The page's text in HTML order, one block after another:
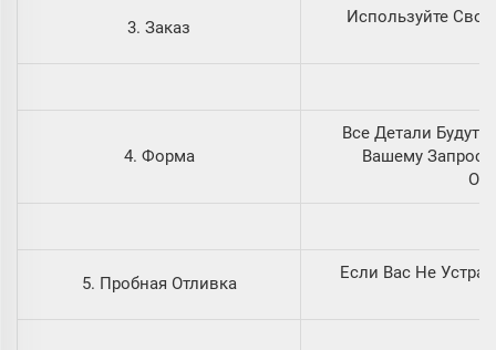
3. Заказ
Используйте
4. Форма
Все Детали Будут
Вашему
5. Пробная Отливка
Если Вас Не